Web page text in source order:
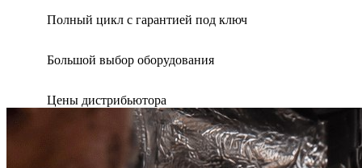
Полный цикл с гарантией под ключ
Большой выбор оборудования
Цены дистрибьютора